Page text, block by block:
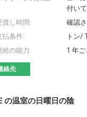
付い
渡し時間:
確認
払条件:
トン/
給の能力:
1 年
絡先
の温室の日曜日の陰